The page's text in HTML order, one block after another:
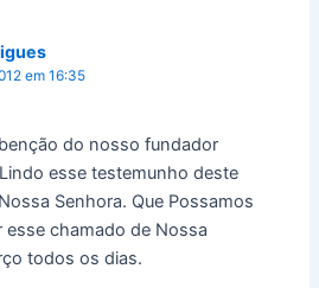
em 16:35
do nosso fundador
esse testemunho deste
Senhora. Que Possamos
esse chamado de Nossa
todos os dias.